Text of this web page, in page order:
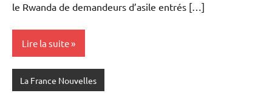
le Rwanda de demandeurs d’asile entrés […]
Lire la suite
La France Nouvelles